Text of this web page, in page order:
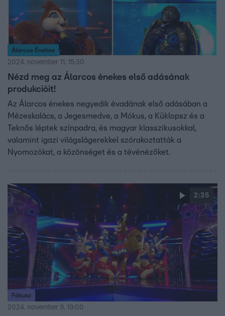
Álarcos Énekes
2024. november 11. 15:30
Nézd meg az Álarcos énekes első adásának
produkcióit!
Az Álarcos énekes negyedik évadának első adásában a
Mézeskalács, a Jegesmedve, a Mókus, a Küklopsz és a
Teknős léptek színpadra, és magyar klasszikusokkal,
valamint igazi világslágerekkel szórakoztatták a
Nyomozókat, a közönséget és a tévénézőket.
2:35
Fókusz
2024. november 9. 19:00